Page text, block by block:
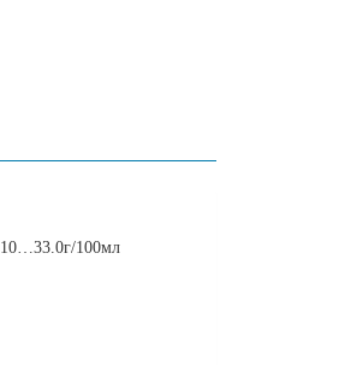
10…33.0г/100мл